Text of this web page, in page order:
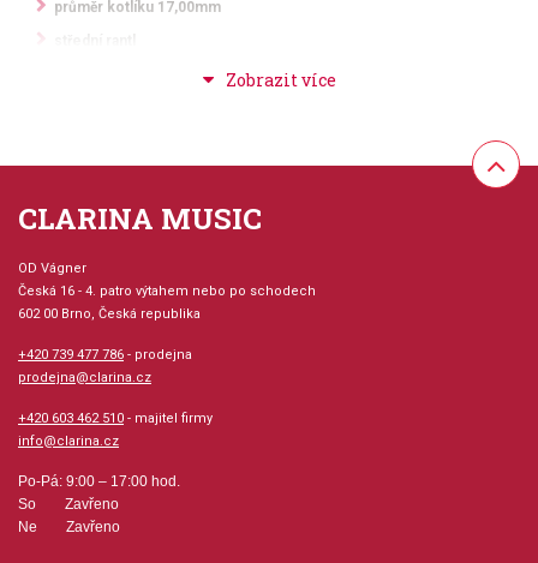
průměr kotlíku 17,00mm
B=středně hluboké, vrtání 7
C=středně, vrtání 10
E=ploché, vrtání 117
V=V-tvarované, vrtání 25
Vrtání:
24=veliké, tmavé, symfonické
CLARINA MUSIC
OD Vágner
Česká 16 - 4. patro výtahem nebo po schodech
602 00 Brno, Česká republika
+420 739 477 786 - prodejna
prodejna@clarina.cz
+420 603 462 510 - majitel firmy
info@clarina.cz
Po-Pá: 9:00 – 17:00 hod.
So Zavřeno
Ne Zavřeno